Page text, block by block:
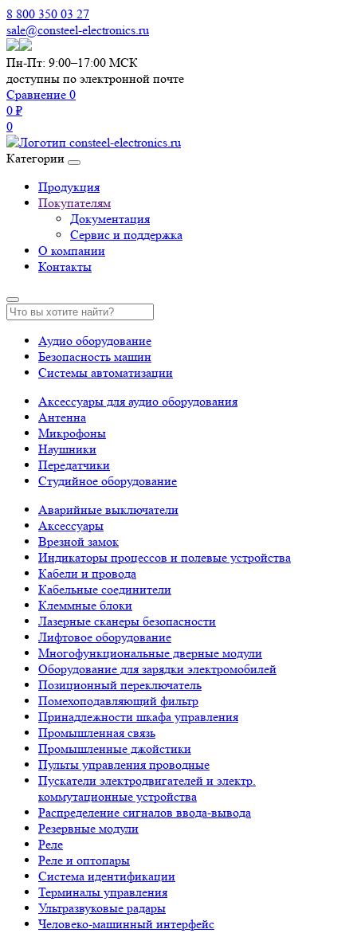
8 800 350 03 27
sale@consteel-electronics.ru
Пн-Пт: 9:00–17:00 МСК
доступны по электронной почте
Сравнение 0
0 ₽
0
Категории
Продукция
Покупателям
Документация
Сервис и поддержка
О компании
Контакты
Аудио оборудование
Безопасность машин
Системы автоматизации
Аксессуары для аудио оборудования
Антенна
Микрофоны
Наушники
Передатчики
Студийное оборудование
Аварийные выключатели
Аксессуары
Врезной замок
Индикаторы процессов и полевые устройства
Кабели и провода
Кабельные соединители
Клеммные блоки
Лазерные сканеры безопасности
Лифтовое оборудование
Многофункциональные дверные модули
Оборудование для зарядки электромобилей
Позиционный переключатель
Помехоподавляющий фильтр
Принадлежности шкафа управления
Промышленная связь
Промышленные джойстики
Пульты управления проводные
Пускатели электродвигателей и электр.
коммутационные устройства
Распределение сигналов ввода-вывода
Резервные модули
Реле
Реле и оптопары
Система идентификации
Терминалы управления
Ультразвуковые радары
Человеко-машинный интерфейс